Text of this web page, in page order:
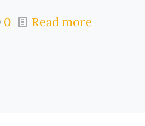
0 Read more